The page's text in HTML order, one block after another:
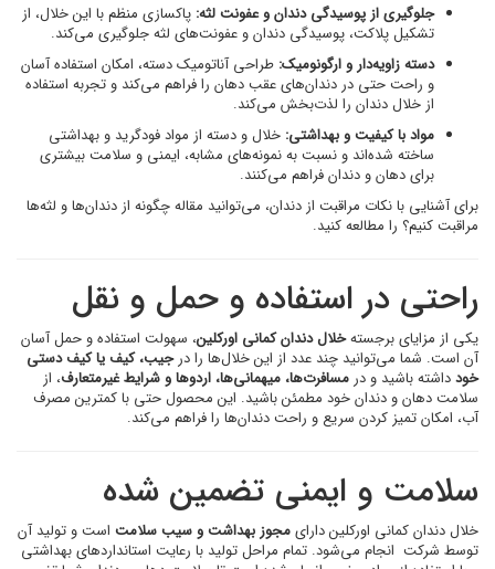
جلوگیری از پوسیدگی دندان و عفونت لثه:پاکسازی منظم با این خلال، از
تشکیل پلاکت، پوسیدگی دندان و عفونت‌های لثه جلوگیری می‌کند.
دسته زاویه‌دار و ارگونومیک:طراحی آناتومیک دسته، امکان استفاده آسان
و راحت حتی در دندان‌های عقب دهان را فراهم می‌کند و تجربه استفاده
از خلال دندان را لذت‌بخش می‌کند.
مواد با کیفیت و بهداشتی:خلال و دسته از مواد فودگرید و بهداشتی
ساخته شده‌اند و نسبت به نمونه‌های مشابه، ایمنی و سلامت بیشتری
برای دهان و دندان فراهم می‌کنند.
برای آشنایی با نکات مراقبت از دندان، می‌توانید مقاله چگونه از دندان‌ها و لثه‌ها
مراقبت کنیم؟ را مطالعه کنید.
راحتی در استفاده و حمل و نقل
یکی از مزایای برجستهخلال دندان کمانی اورکلین، سهولت استفاده و حمل آسان
آن است. شما می‌توانید چند عدد از این خلال‌ها را درجیب، کیف یا کیف دستی
خودداشته باشید و در مسافرت‌ها، میهمانی‌ها، اردوها و شرایط غیرمتعارف، از
سلامت دهان و دندان خود مطمئن باشید. این محصول حتی با کمترین مصرف
آب، امکان تمیز کردن سریع و راحت دندان‌ها را فراهم می‌کند.
سلامت و ایمنی تضمین شده
خلال دندان کمانی اورکلین دارایمجوز بهداشت و سیب سلامتاست و تولید آن
توسط شرکت انجام می‌شود. تمام مراحل تولید با رعایت استانداردهای بهداشتی